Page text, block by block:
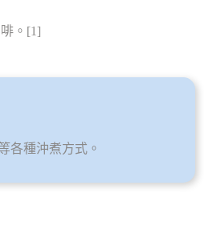
。[1]
各種沖煮方式。